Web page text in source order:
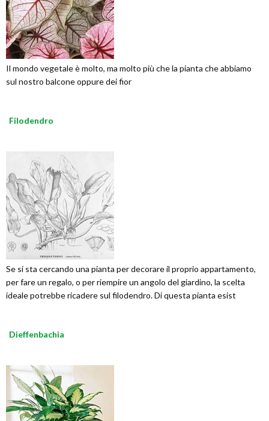
Il mondo vegetale è molto, ma molto più che la pianta che abbiamo
sul nostro balcone oppure dei fior
Filodendro
Se si sta cercando una pianta per decorare il proprio appartamento,
per fare un regalo, o per riempire un angolo del giardino, la scelta
ideale potrebbe ricadere sul filodendro. Di questa pianta esist
Dieffenbachia